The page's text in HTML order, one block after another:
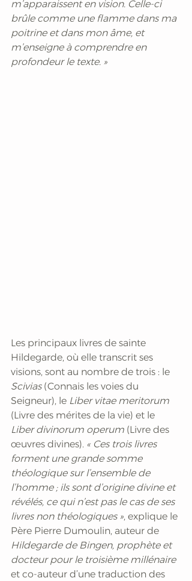
m’apparaissent en vision. Celle-ci
brûle comme une flamme dans ma
poitrine et dans mon âme, et
m’enseigne à comprendre en
profondeur le texte. »
Les principaux livres de sainte
Hildegarde, où elle transcrit ses
visions, sont au nombre de trois : le
Scivias (Connais les voies du
Seigneur), le Liber vitae meritorum
(Livre des mérites de la vie) et le
Liber divinorum operum (Livre des
œuvres divines). « Ces trois livres
forment une grande somme
théologique sur l’ensemble de
l’homme ; ils sont d’origine divine et
révélés, ce qui n’est pas le cas de ses
livres non théologiques », explique le
Père Pierre Dumoulin, auteur de
Hildegarde de Bingen, prophète et
docteur pour le troisième millénaire
et co-auteur d’une traduction des